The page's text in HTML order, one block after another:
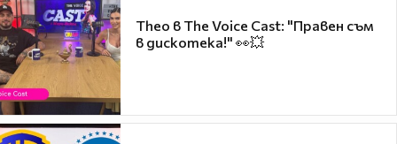
Theo в The Voice Cast: "Правен съм
в дискотека!" 👀💥